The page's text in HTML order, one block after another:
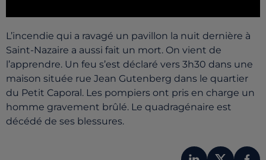
L’incendie qui a ravagé un pavillon la nuit dernière à
Saint-Nazaire a aussi fait un mort. On vient de
l’apprendre. Un feu s’est déclaré vers 3h30 dans une
maison située rue Jean Gutenberg dans le quartier
du Petit Caporal. Les pompiers ont pris en charge un
homme gravement brûlé. Le quadragénaire est
décédé de ses blessures.